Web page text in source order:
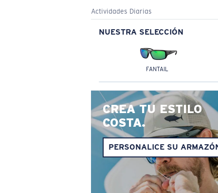
Actividades Diarias
NUESTRA SELECCIÓN
FANTAIL
CREA TU ESTILO
COSTA.
PERSONALICE SU